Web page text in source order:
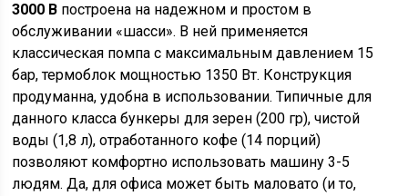
3000 B построена на надежном и простом в
обслуживании «шасси». В ней применяется
классическая помпа с максимальным давлением 15
бар, термоблок мощностью 1350 Вт. Конструкция
продуманна, удобна в использовании. Типичные для
данного класса бункеры для зерен (200 гр), чистой
воды (1,8 л), отработанного кофе (14 порций)
позволяют комфортно использовать машину 3-5
людям. Да, для офиса может быть маловато (и то,